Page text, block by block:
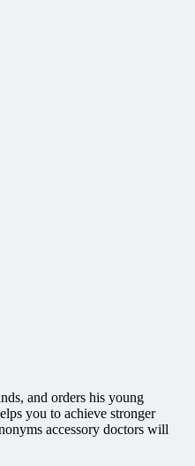
and orders his young
you to achieve stronger
accessory doctors will